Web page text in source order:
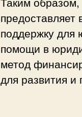
поддержку для
помощи в
метод
для развития